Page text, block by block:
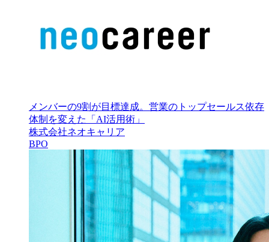
メンバーの9割が目標達成。営業のトップセールス依存
体制を変えた「AI活用術」
株式会社ネオキャリア
BPO